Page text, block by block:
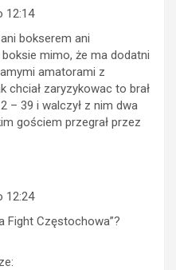
12:14
bokserem ani
mimo, że ma dodatni
amatorami z
chciał zaryzykowac to brał
– 39 i walczył z nim dwa
gościem przegrał przez
12:24
Fight Częstochowa”?